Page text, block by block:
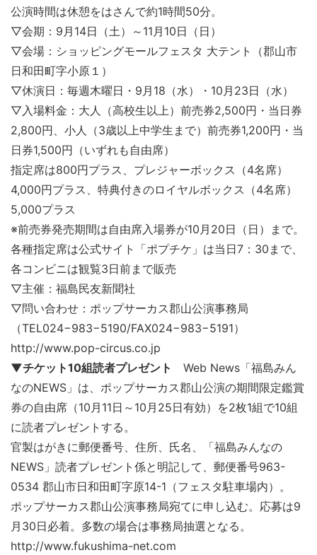
公演時間は休憩をはさんで約1時間50分。
▽会期：9月14日（土）～11月10日（日）
▽会場：ショッピングモールフェスタ 大テント（郡山市
日和田町字小原１）
▽休演日：毎週木曜日・9月18（水）・10月23日（水）
▽入場料金：大人（高校生以上）前売券2,500円・当日券
2,800円、小人（3歳以上中学生まで）前売券1,200円・当
日券1,500円（いずれも自由席）
指定席は800円プラス、プレジャーボックス（4名席）
4,000円プラス、特典付きのロイヤルボックス（4名席）
5,000プラス
※前売券発売期間は自由席入場券が10月20日（日）まで。
各種指定席は公式サイト「ポプチケ」は当日7：30まで、
各コンビニは観覧3日前まで販売
▽主催：福島民友新聞社
▽問い合わせ：ポップサーカス郡山公演事務局
（TEL024−983−5190/FAX024−983−5191）
http://www.pop-circus.co.jp
▼チケット10組読者プレゼント
Web News「福島みん
なのNEWS」は、ポップサーカス郡山公演の期間限定鑑賞
券の自由席（10月11日～10月25日有効）を2枚1組で10組
に読者プレゼントする。
官製はがきに郵便番号、住所、氏名、「福島みんなの
NEWS」読者プレゼント係と明記して、郵便番号963-
0534 郡山市日和田町字原14-1（フェスタ駐車場内）。
ポップサーカス郡山公演事務局宛てに申し込む。応募は9
月30日必着。多数の場合は事務局抽選となる。
http://www.fukushima-net.com